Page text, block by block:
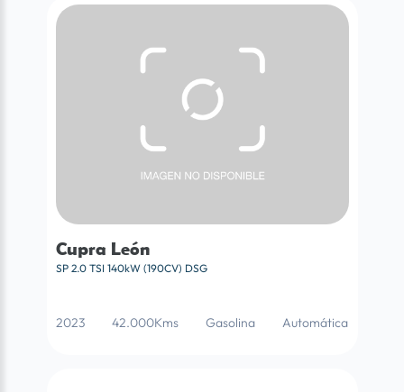
Cupra León
SP 2.0 TSI 140kW (190CV) DSG
2023 42.000Kms Gasolina Automática